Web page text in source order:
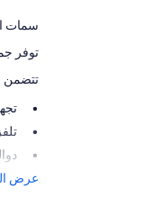
سمات
توفر جميع الغرف الـ 144 وسائل
تتضمن
عرض